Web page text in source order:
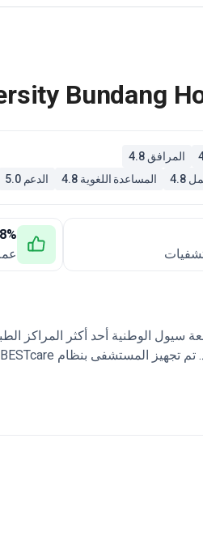
Bundang
المرافق 4.8
4.8
المساعدة اللغوية 4.8 الدعم 5.0
98%